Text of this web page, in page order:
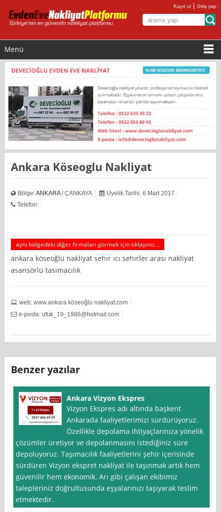
Kayıt ol |Giriş yap
Menü
Ankara Köseoglu Nakliyat
Bölge:ANKARA/ ÇANKAYA
Üyelik Tarihi: 6 Mart 2017
Telefon:
aynı bölgedeki diğer firmaları görmek için tıklayınız...
ankara köseoğlu nakliyat sehır ıcı sehırler arası nakliyat
asansörlü tasımacılık
web: www.ankara köseoğlu nakliyat.com
e-posta:ufuk_19_1986@hotmail.com
Benzer yazılar
Ankara Vizyon Ekspres
Vizyon Ekspres adı altında başkent
Ankarada faaliyetlerimizi sürdürüyoruz.
Özellikle depolama ihtiyaçlarınıza yönelik
çözümler üretiyor ve depolanmasını istediğiniz süre
depoluyoruz. Taşımacılık faaliyetlerini şehir içerisinde
sürdüren Vizyon ekspret nakliyat ile taşınmak artık hem
güvenilir hem ekonomik. Arı gibi çalışan ekibimiz
talepleriniz doğrultusunda eşyalarınızı taşıyarak teslim
etmektedir.